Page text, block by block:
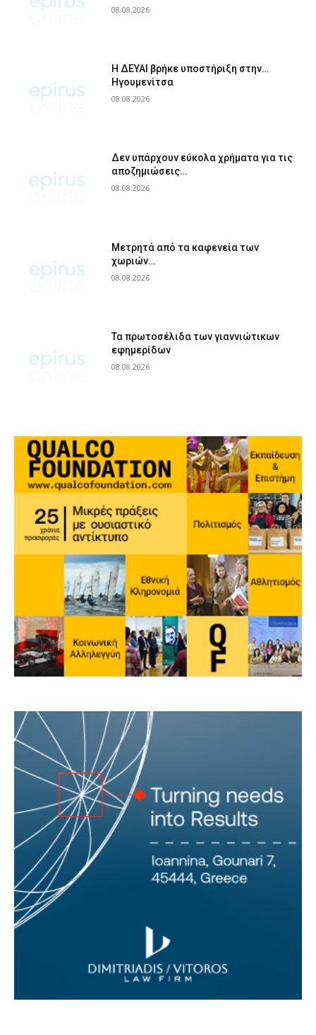
08.08.2026
Η ΔΕΥΑΙ βρήκε υποστήριξη στην…
Ηγουμενίτσα
08.08.2026
Δεν υπάρχουν εύκολα χρήματα για τις
αποζημιώσεις…
08.08.2026
Μετρητά από τα καφενεία των
χωριών…
08.08.2026
Τα πρωτοσέλιδα των γιαννιώτικων
εφημερίδων
08.08.2026